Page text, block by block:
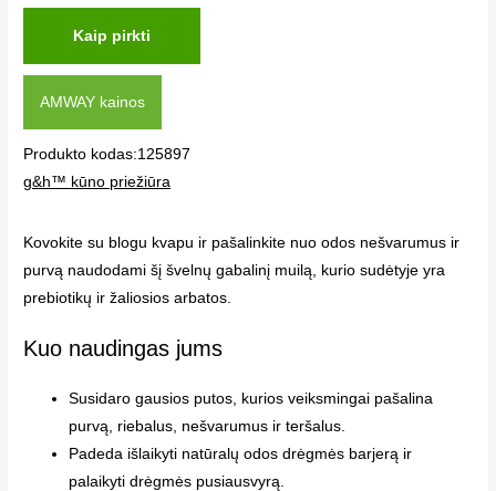
Kaip pirkti
AMWAY kainos
Produkto kodas:125897
g&h™ kūno priežiūra
Kovokite su blogu kvapu ir pašalinkite nuo odos nešvarumus ir
purvą naudodami šį švelnų gabalinį muilą, kurio sudėtyje yra
prebiotikų ir žaliosios arbatos.
Kuo naudingas jums
Susidaro gausios putos, kurios veiksmingai pašalina
purvą, riebalus, nešvarumus ir teršalus.
Padeda išlaikyti natūralų odos drėgmės barjerą ir
palaikyti drėgmės pusiausvyrą.